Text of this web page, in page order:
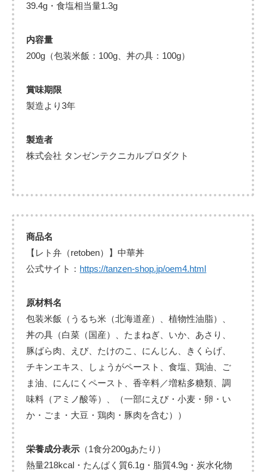
39.4g・食塩相当量1.3g
内容量
200g（包装米飯：100g、丼の具：100g）
賞味期限
製造より3年
製造者
株式会社 タンゼンテクニカルプロダクト
商品名
【レト弁（retoben）】中華丼
公式サイト： https://tanzen-shop.jp/oem4.html
原材料名
包装米飯（うるち米（北海道産）、植物性油脂）、
丼の具（白菜（国産）、たまねぎ、いか、あさり、
豚ばら肉、えび、たけのこ、にんじん、きくらげ、
チキンエキス、しょうがペースト、食塩、鶏油、ご
ま油、にんにくペースト、香辛料／増粘多糖類、調
味料（アミノ酸等）、（一部にえび・小麦・卵・い
か・ごま・大豆・鶏肉・豚肉を含む））
栄養成分表示 （1食分200gあたり）
熱量218kcal・たんぱく質6.1g・脂質4.9g・炭水化物